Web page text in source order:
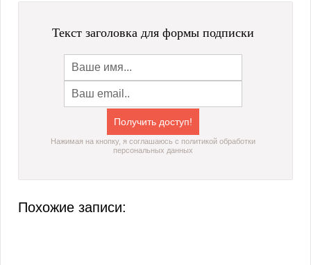
Текст заголовка для формы подписки
Нажимая на кнопку, я соглашаюсь с политикой обработки
персональных данных
Похожие записи: